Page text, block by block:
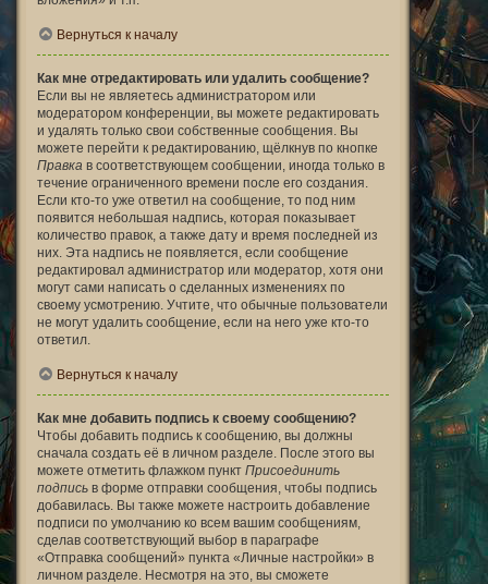
Вернуться к началу
Как мне отредактировать или удалить сообщение?
Если вы не являетесь администратором или
модератором конференции, вы можете редактировать
и удалять только свои собственные сообщения. Вы
можете перейти к редактированию, щёлкнув по кнопке
Правка в соответствующем сообщении, иногда только в
течение ограниченного времени после его создания.
Если кто-то уже ответил на сообщение, то под ним
появится небольшая надпись, которая показывает
количество правок, а также дату и время последней из
них. Эта надпись не появляется, если сообщение
редактировал администратор или модератор, хотя они
могут сами написать о сделанных изменениях по
своему усмотрению. Учтите, что обычные пользователи
не могут удалить сообщение, если на него уже кто-то
ответил.
Вернуться к началу
Как мне добавить подпись к своему сообщению?
Чтобы добавить подпись к сообщению, вы должны
сначала создать её в личном разделе. После этого вы
можете отметить флажком пункт Присоединить
подпись в форме отправки сообщения, чтобы подпись
добавилась. Вы также можете настроить добавление
подписи по умолчанию ко всем вашим сообщениям,
сделав соответствующий выбор в параграфе
«Отправка сообщений» пункта «Личные настройки» в
личном разделе. Несмотря на это, вы сможете